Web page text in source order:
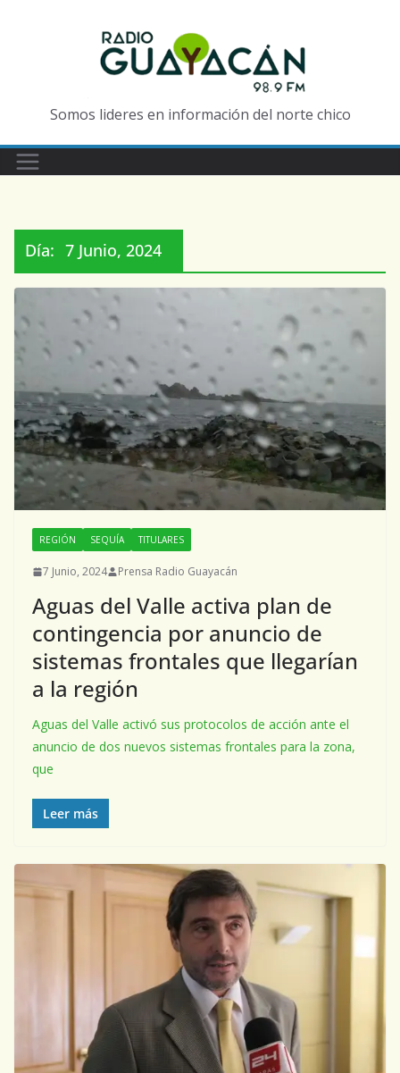
Somos lideres en información del norte chico
Día: 7 Junio, 2024
REGIÓN SEQUÍA TITULARES
7 Junio, 2024 Prensa Radio Guayacán
Aguas del Valle activa plan de
contingencia por anuncio de
sistemas frontales que llegarían
a la región
Aguas del Valle activó sus protocolos de acción ante el
anuncio de dos nuevos sistemas frontales para la zona,
que
Leer más